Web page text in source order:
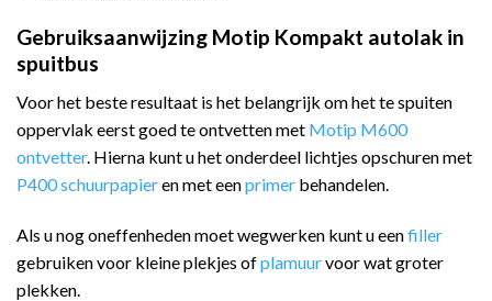
Gebruiksaanwijzing Motip Kompakt autolak in
spuitbus
Voor het beste resultaat is het belangrijk om het te spuiten
oppervlak eerst goed te ontvetten met Motip M600
ontvetter. Hierna kunt u het onderdeel lichtjes opschuren met
P400 schuurpapieren met eenprimer behandelen.
Als u nog oneffenheden moet wegwerken kunt u eenfiller
gebruiken voor kleine plekjes ofplamuurvoor wat groter
plekken.